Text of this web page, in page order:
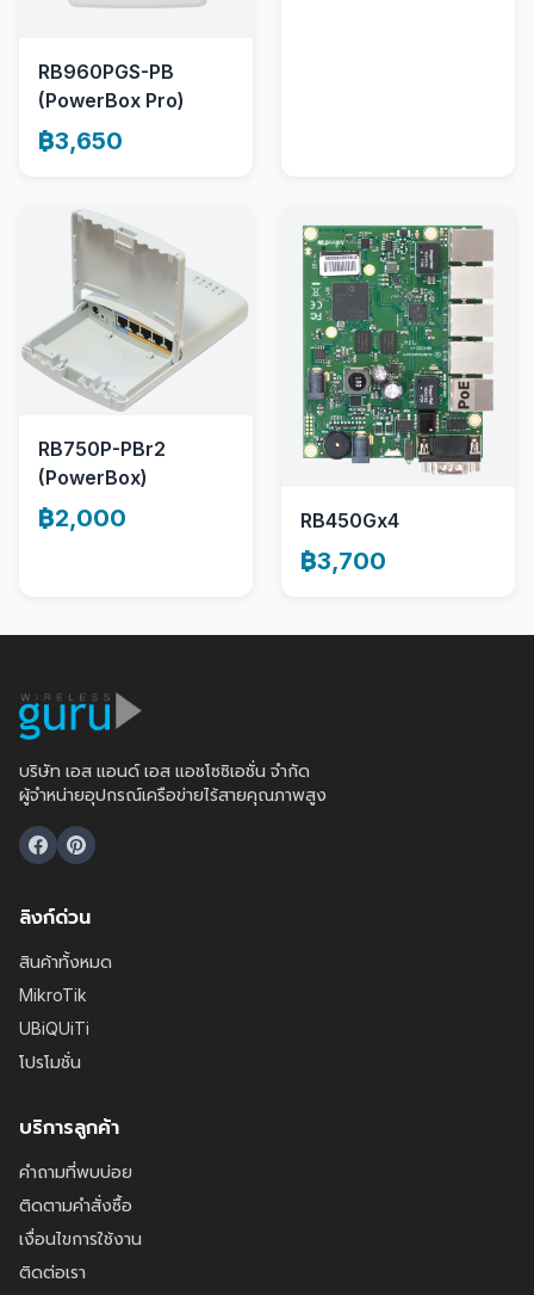
RB960PGS-PB
(PowerBox Pro)
฿3,650
RB750P-PBr2
(PowerBox)
฿2,000 RB450Gx4
฿3,700
บริษัท เอส แอนด์ เอส แอชโซซิเอชั่น จำกัด
ผู้จำหน่ายอุปกรณ์เครือข่ายไร้สายคุณภาพสูง
ลิงก์ด่วน
สินค้าทั้งหมด
MikroTik
UBiQUiTi
โปรโมชั่น
บริการลูกค้า
คำถามที่พบบ่อย
ติดตามคำสั่งซื้อ
เงื่อนไขการใช้งาน
ติดต่อเรา